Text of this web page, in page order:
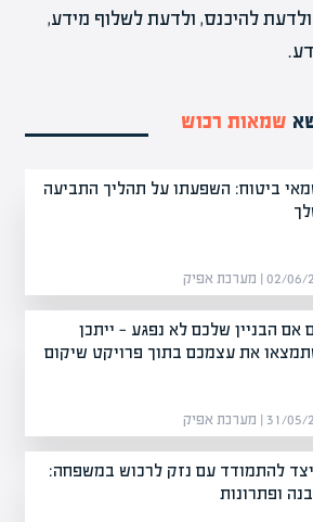
ולדעת להיכנס, ולדעת לשלוף מידע,
שמאות רכוש
ביטוח: השפעתו על תהליך התביעה
26 | מערכת אפיק
אם הבניין שלכם לא נפגע — ייתכן
את עצמכם בתוך פרויקט שיקום
26 | מערכת אפיק
להתמודד עם נזק לרכוש במשפחה:
ופתרונות